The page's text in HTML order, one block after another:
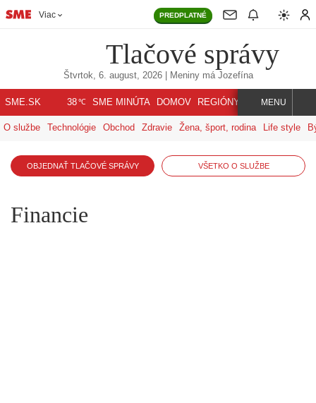
Viac PREDPLATNÉ
Tlačové správy
Štvrtok, 6. august, 2026| Meniny má Jozefína
SME.SK 38℃ SME MINÚTA DOMOV REGIÓNY INDEX SVET
MENU
O službe Technológie Obchod Zdravie Žena, šport, rodina Life style
OBJEDNAŤ TLAČOVÉ SPRÁVY VŠETKO O SLUŽBE
Financie